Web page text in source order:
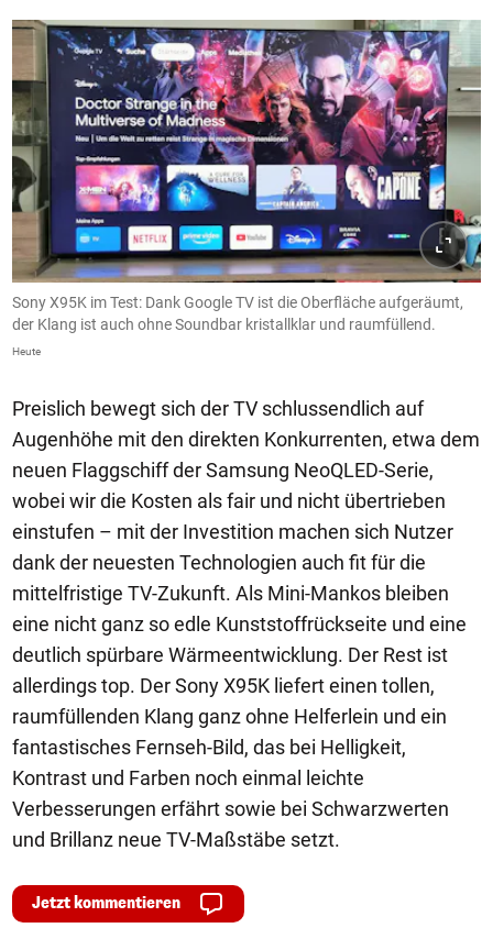
Sony X95K im Test: Dank Google TV ist die Oberfläche aufgeräumt,
der Klang ist auch ohne Soundbar kristallklar und raumfüllend.
Heute
Preislich bewegt sich der TV schlussendlich auf
Augenhöhe mit den direkten Konkurrenten, etwa dem
neuen Flaggschiff der Samsung NeoQLED-Serie,
wobei wir die Kosten als fair und nicht übertrieben
einstufen – mit der Investition machen sich Nutzer
dank der neuesten Technologien auch fit für die
mittelfristige TV-Zukunft. Als Mini-Mankos bleiben
eine nicht ganz so edle Kunststoffrückseite und eine
deutlich spürbare Wärmeentwicklung. Der Rest ist
allerdings top. Der Sony X95K liefert einen tollen,
raumfüllenden Klang ganz ohne Helferlein und ein
fantastisches Fernseh-Bild, das bei Helligkeit,
Kontrast und Farben noch einmal leichte
Verbesserungen erfährt sowie bei Schwarzwerten
und Brillanz neue TV-Maßstäbe setzt.
Jetzt kommentieren